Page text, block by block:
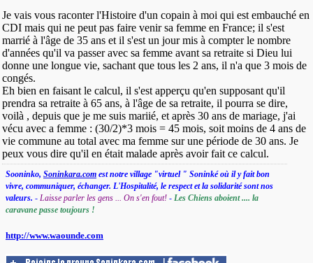
Je vais vous raconter l'Histoire d'un copain à moi qui est embauché en
CDI mais qui ne peut pas faire venir sa femme en France; il s'est
marrié à l'âge de 35 ans et il s'est un jour mis à compter le nombre
d'années qu'il va passer avec sa femme avant sa retraite si Dieu lui
donne une longue vie, sachant que tous les 2 ans, il n'a que 3 mois de
congés.
Eh bien en faisant le calcul, il s'est apperçu qu'en supposant qu'il
prendra sa retraite à 65 ans, à l'âge de sa retraite, il pourra se dire,
voilà , depuis que je me suis mariié, et après 30 ans de mariage, j'ai
vécu avec a femme : (30/2)*3 mois = 45 mois, soit moins de 4 ans de
vie commune au total avec ma femme sur une période de 30 ans. Je
peux vous dire qu'il en était malade après avoir fait ce calcul.
Sooninko, Soninkara.com est notre village "virtuel " Soninké où il y fait bon
vivre, communiquer, échanger. L'Hospitalité, le respect et la solidarité sont nos
valeurs. - Laisse parler les gens ... On s'en fout! - Les Chiens aboient .... la
caravane passe toujours !
http://www.waounde.com